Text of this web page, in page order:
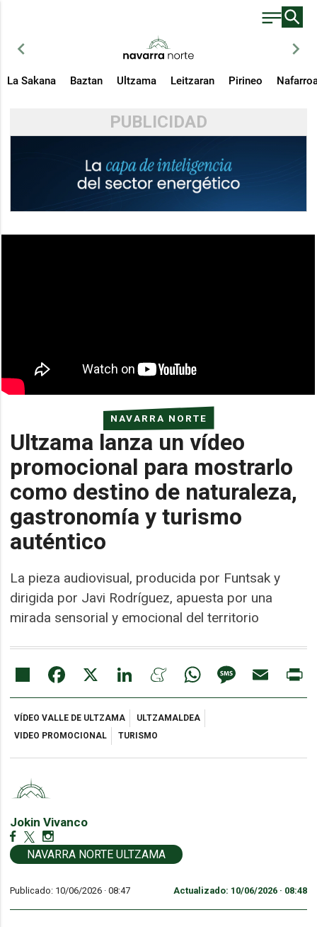
chevron_left chevron_right
La Sakana Baztan Ultzama Leitzaran Pirineo
PUBLICIDAD
NAVARRA NORTE
Ultzama lanza un vídeo
promocional para mostrarlo
como destino de naturaleza,
gastronomía y turismo
auténtico
La pieza audiovisual, producida por Funtsak y
dirigida por Javi Rodríguez, apuesta por una
mirada sensorial y emocional del territorio
Share Facebook LinkedIn MeneameWhatsAppMessageEmail
VÍDEO VALLE DE ULTZAMA
ULTZAMALDEA
VIDEO PROMOCIONAL
TURISMO
Jokin Vivanco
NAVARRA NORTE ULTZAMA
Publicado: 10/06/2026 ·08:47 Actualizado: 10/06/2026 · 08:48